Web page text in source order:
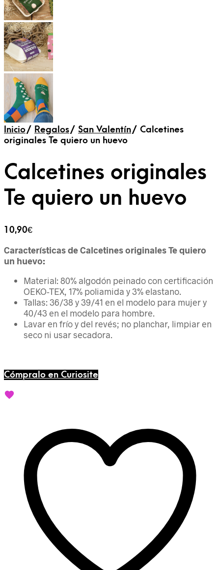
Inicio/ Regalos/ San Valentín/ Calcetines
originales Te quiero un huevo
Calcetines originales
Te quiero un huevo
10,90€
Características de Calcetines originales Te quiero
un huevo:
Material: 80% algodón peinado con certificación
OEKO-TEX, 17% poliamida y 3% elastano.
Tallas: 36/38 y 39/41 en el modelo para mujer y
40/43 en el modelo para hombre.
Lavar en frío y del revés; no planchar, limpiar en
seco ni usar secadora.
Cómpralo en Curiosite